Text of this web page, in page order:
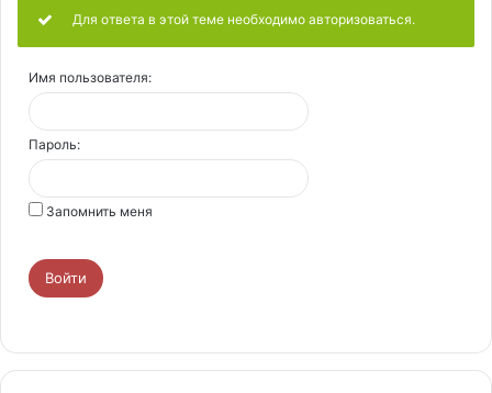
Для ответа в этой теме необходимо авторизоваться.
Имя пользователя:
Пароль:
Запомнить меня
Войти